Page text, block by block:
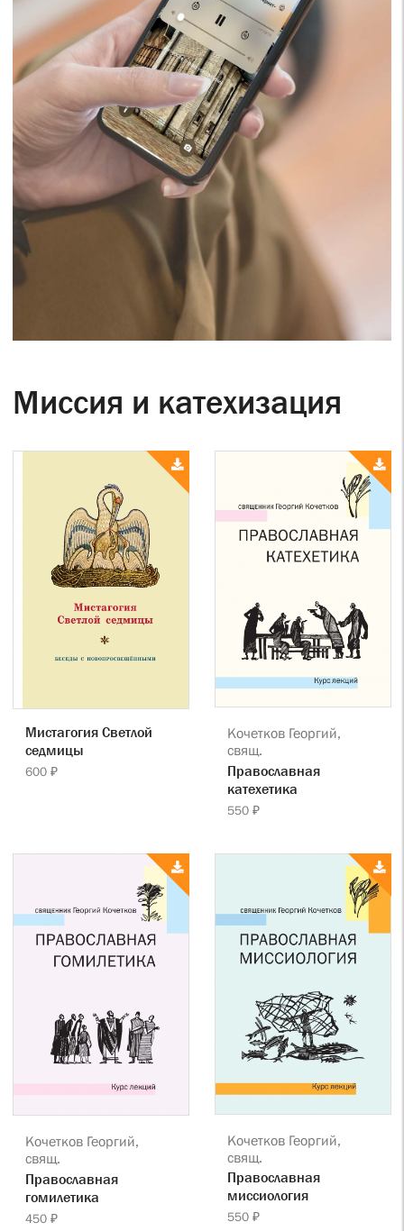
Миссия и катехизация
Мистагогия Светлой
седмицы
600 ₽
Кочетков Георгий,
свящ.
Православная
катехетика
550 ₽
Кочетков Георгий,
свящ.
Православная
гомилетика
450 ₽
Кочетков Георгий,
свящ.
Православная
миссиология
550 ₽